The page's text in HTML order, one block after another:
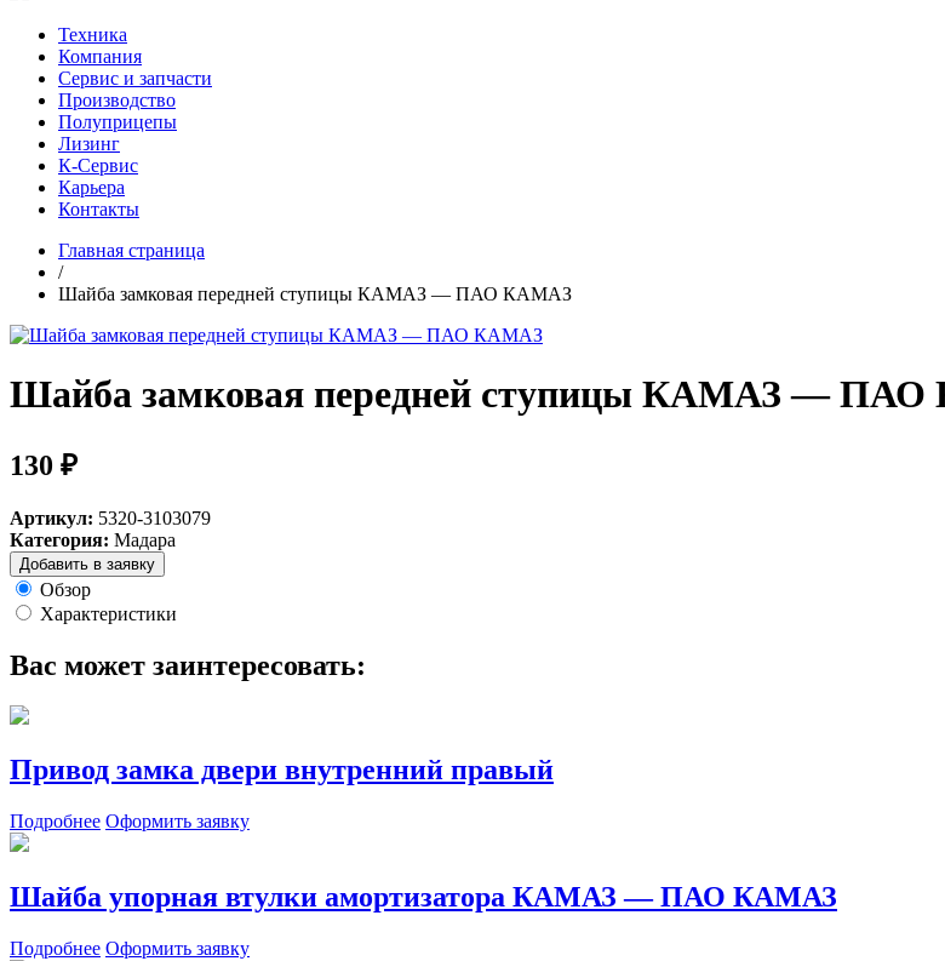
Техника
Компания
Сервис и запчасти
Производство
Полуприцепы
Лизинг
К-Сервис
Карьера
Контакты
Главная страница
/
Шайба замковая передней ступицы КАМАЗ — ПАО КАМАЗ
Шайба замковая передней ступицы КАМАЗ —
130 ₽
Артикул: 5320-3103079
Категория: Мадара
Добавить в заявку
Обзор
Характеристики
Вас может заинтересовать:
Привод замка двери внутренний правый
Подробнее Оформить заявку
Шайба упорная втулки амортизатора КАМАЗ — ПАО КАМАЗ
Подробнее Оформить заявку